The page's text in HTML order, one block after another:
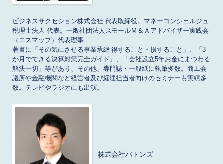
ビジネスサクセション株式会社 代表取締役。マネーコンシェルジュ
税理士法人 代表。一般社団法人スモールＭ＆Ａアドバイザー実践会
（エスマップ）代表理事
著書に「その気にさせる事業承継 得すること・損すること」、「3
か月でできる決算対策完全ガイド」、「会社設立5年お金にまつわる
解決一切」等があり、その他、専門誌・一般紙に執筆多数。商工会
議所や金融機関など経営者及び経理担当者向けのセミナーも実績多
株式会社バトンズ